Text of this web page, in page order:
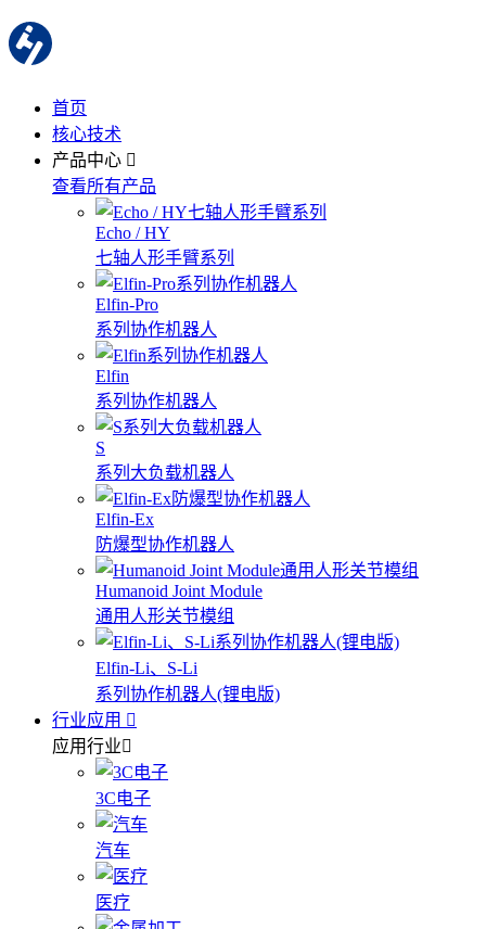
首页
核心技术
产品中心
查看所有产品
Echo / HY
七轴人形手臂系列
Elfin-Pro
系列协作机器人
Elfin
系列协作机器人
S
系列大负载机器人
Elfin-Ex
防爆型协作机器人
Humanoid Joint Module
通用人形关节模组
Elfin-Li、S-Li
系列协作机器人(锂电版)
行业应用
应用行业
3C电子
汽车
医疗